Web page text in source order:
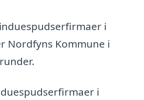
i
Nordfyns Kommune i
i